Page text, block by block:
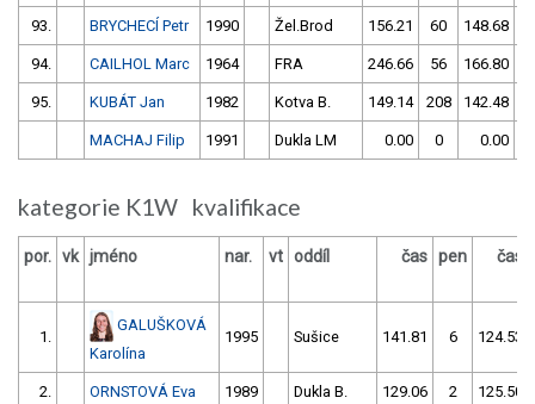
93. BRYCHECÍ Petr 1990 Žel.Brod 156.21 60 148.68
94. CAILHOL Marc 1964 FRA 246.66 56 166.80
95. KUBÁT Jan 1982 Kotva B. 149.14 208 142.48
MACHAJ Filip 1991 Dukla LM 0.00 0 0.00
kategorie K1W kvalifikace
por. vk jméno nar. vt oddíl čas pen čas
1.
GALUŠKOVÁ
Karolína
1995 Sušice 141.81 6 124.53
2. ORNSTOVÁ Eva 1989 Dukla B. 129.06 2 125.50